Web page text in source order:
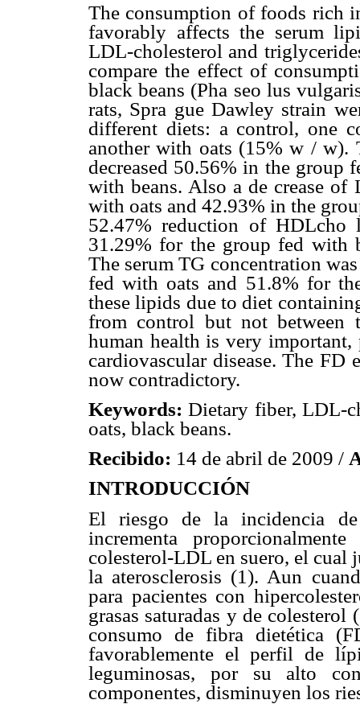
The consumption of foods rich
favorably affects the serum
LDL-cholesterol and
compare the effect of
black beans (Pha seo lus
rats, Spra gue Dawley strain
different diets: a control, one
another with oats (15% w / w).
decreased 50.56% in the group
with beans. Also a de crease
with oats and 42.93% in the
52.47% reduction of
31.29% for the group fed with
The serum TG concentration
fed with oats and 51.8% for
these lipids due to diet
from control but not between
human health is very
cardiovascular disease. The
now contradictory.
Keywords:Dietary fiber, LDL-
oats, black beans.
Recibido: 14 de abril de 2009 /
INTRODUCCIÓN
El riesgo de la incidencia de
incrementa
colesterol-LDL en suero, el cual
la aterosclerosis (1). Aun
para pacientes con
grasas saturadas y de
consumo de fibra dietética
favorablemente el perfil de
leguminosas, por su alto
componentes, disminuyen los